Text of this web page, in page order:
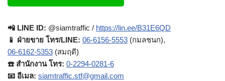
📲 LINE ID: @siamtraffic / https://lin.ee/B31E6QD
📱 ฝ่ายขาย โทร/LINE: 06-6156-5553 (กมลชนก),
06-6162-5353 (สมฤดี)
☎️ สำนักงาน โทร: 0-2294-0281-6
📧 อีเมล: siamtraffic.stf@gmail.com